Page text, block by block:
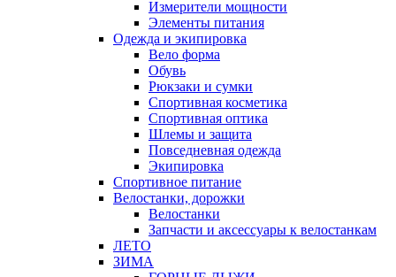
Измерители мощности
Элементы питания
Одежда и экипировка
Вело форма
Обувь
Рюкзаки и сумки
Спортивная косметика
Спортивная оптика
Шлемы и защита
Повседневная одежда
Экипировка
Спортивное питание
Велостанки, дорожки
Велостанки
Запчасти и аксессуары к велостанкам
ЛЕТО
ЗИМА